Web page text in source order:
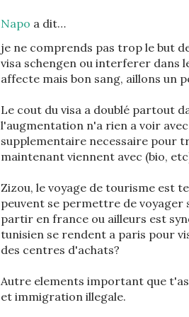
Napo a dit…
je ne comprends pas trop le but
visa schengen ou interferer dans
affecte mais bon sang, aillons un
Le cout du visa a doublé partout
l'augmentation n'a rien a voir
supplementaire necessaire pour
maintenant viennent avec (bio,
Zizou, le voyage de tourisme est
peuvent se permettre de voyager
partir en france ou ailleurs est
tunisien se rendent a paris pour
des centres d'achats?
Autre elements important que t'as
et immigration illegale.